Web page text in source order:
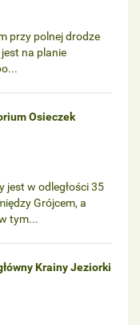
przy polnej drodze
na planie
Osieczek
jest w odległości 35
Grójcem, a
tym...
Krainy Jeziorki